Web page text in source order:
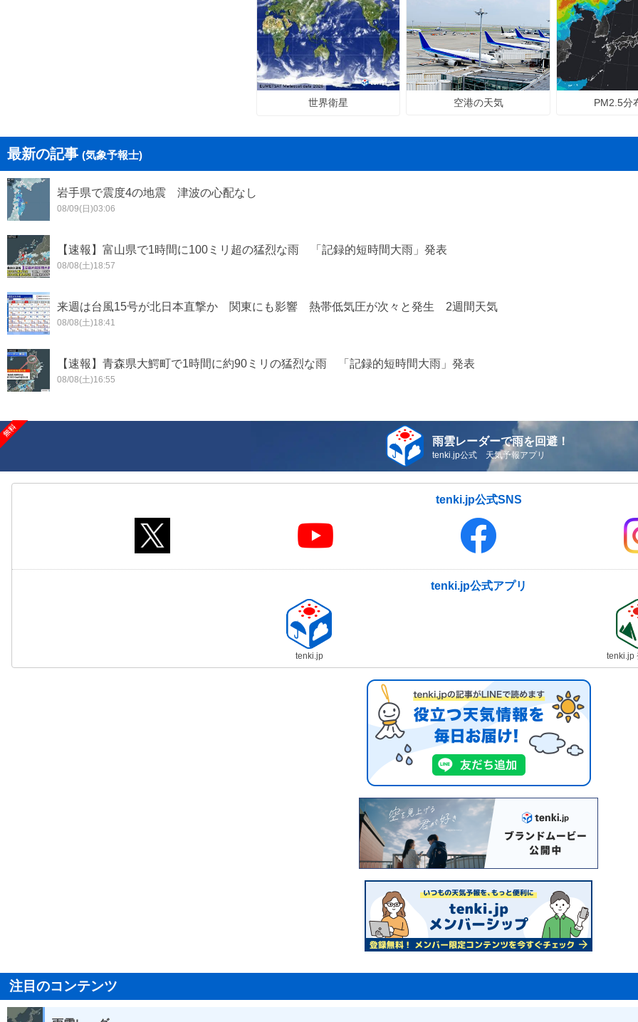
世界衛星 空港の天気 PM2.5分
最新の記事 (気象予報士)
岩手県で震度4の地震 津波の心配なし
08/09(日)03:06
【速報】富山県で1時間に100ミリ超の猛烈な雨 「記録的短時間大雨」発表
08/08(土)18:57
来週は台風15号が北日本直撃か 関東にも影響 熱帯低気圧が次々と発生 2週間天気
08/08(土)18:41
【速報】青森県大鰐町で1時間に約90ミリの猛烈な雨 「記録的短時間大雨」発表
08/08(土)16:55
雨雲レーダーで雨を回避！
tenki.jp公式 天気予報アプリ
tenki.jp公式SNS
tenki.jp公式アプリ
tenki.jp tenki.jp
注目のコンテンツ